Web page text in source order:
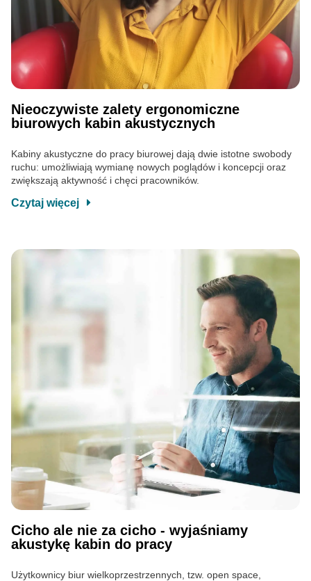
Nieoczywiste zalety ergonomiczne
biurowych kabin akustycznych
Kabiny akustyczne do pracy biurowej dają dwie istotne swobody
ruchu: umożliwiają wymianę nowych poglądów i koncepcji oraz
zwiększają aktywność i chęci pracowników.
Czytaj więcej
Cicho ale nie za cicho - wyjaśniamy
akustykę kabin do pracy
Użytkownicy biur wielkoprzestrzennych, tzw. open space,